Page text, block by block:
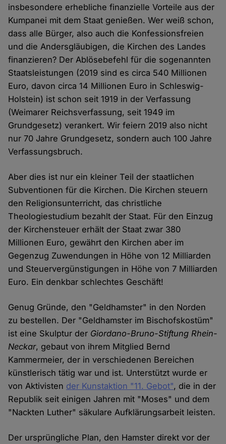
insbesondere erhebliche finanzielle Vorteile aus der
Kumpanei mit dem Staat genießen. Wer weiß schon,
dass alle Bürger, also auch die Konfessionsfreien
und die Andersgläubigen, die Kirchen des Landes
finanzieren? Der Ablösebefehl für die sogenannten
Staatsleistungen (2019 sind es circa 540 Millionen
Euro, davon circa 14 Millionen Euro in Schleswig-
Holstein) ist schon seit 1919 in der Verfassung
(Weimarer Reichsverfassung, seit 1949 im
Grundgesetz) verankert. Wir feiern 2019 also nicht
nur 70 Jahre Grundgesetz, sondern auch 100 Jahre
Verfassungsbruch.
Aber dies ist nur ein kleiner Teil der staatlichen
Subventionen für die Kirchen. Die Kirchen steuern
den Religionsunterricht, das christliche
Theologiestudium bezahlt der Staat. Für den Einzug
der Kirchensteuer erhält der Staat zwar 380
Millionen Euro, gewährt den Kirchen aber im
Gegenzug Zuwendungen in Höhe von 12 Milliarden
und Steuervergünstigungen in Höhe von 7 Milliarden
Euro. Ein denkbar schlechtes Geschäft!
Genug Gründe, den "Geldhamster" in den Norden
zu bestellen. Der "Geldhamster im Bischofskostüm"
ist eine Skulptur der Giordano-Bruno-Stiftung Rhein-
Neckar, gebaut von ihrem Mitglied Bernd
Kammermeier, der in verschiedenen Bereichen
künstlerisch tätig war und ist. Unterstützt wurde er
von Aktivisten der Kunstaktion "11. Gebot", die in der
Republik seit einigen Jahren mit "Moses" und dem
"Nackten Luther" säkulare Aufklärungsarbeit leisten.
Der ursprüngliche Plan, den Hamster direkt vor der